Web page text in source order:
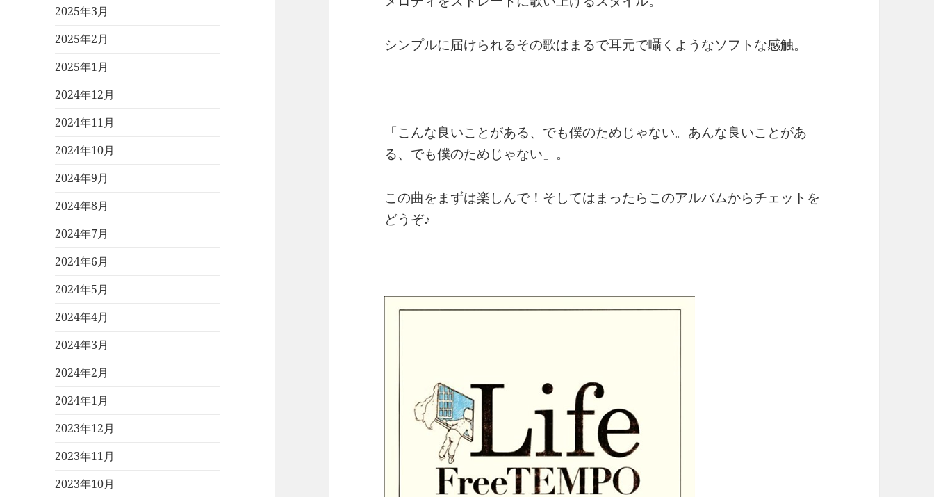
2025年3月
2025年2月
2025年1月
2024年12月
2024年11月
2024年10月
2024年9月
2024年8月
2024年7月
2024年6月
2024年5月
2024年4月
2024年3月
2024年2月
2024年1月
2023年12月
2023年11月
2023年10月
シンプルに届けられるその歌はまるで耳元で囁くようなソフトな感触。
「こんな良いことがある、でも僕のためじゃない。あんな良いことがあ
る、でも僕のためじゃない」。
この曲をまずは楽しんで！そしてはまったらこのアルバムからチェットを
どうぞ♪